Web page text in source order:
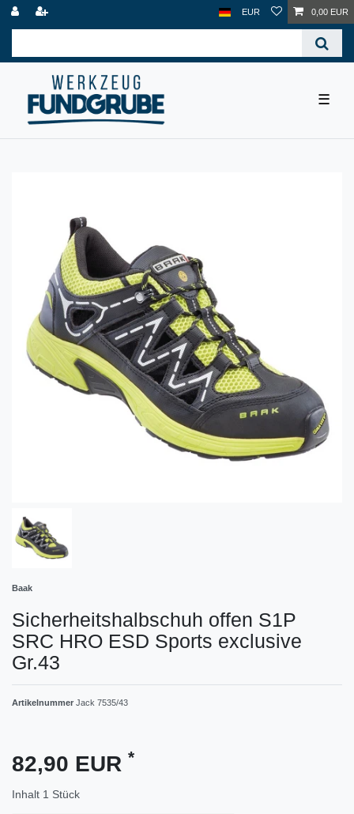
EUR 0,00 EUR
☰
Baak
Sicherheitshalbschuh offen S1P
SRC HRO ESD Sports exclusive
Gr.43
Artikelnummer Jack 7535/43
82,90 EUR *
Inhalt 1 Stück